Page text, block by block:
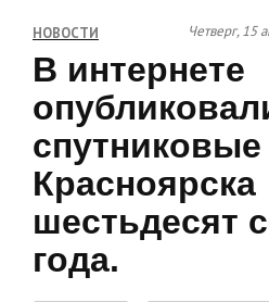
НОВОСТИ Четверг, 15
В интернете
Красноярска
шестьдесят
года.